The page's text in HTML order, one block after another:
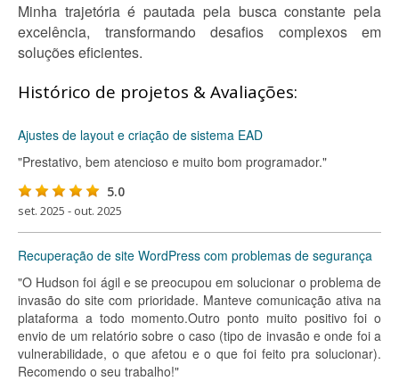
Minha trajetória é pautada pela busca constante pela
excelência, transformando desafios complexos em
soluções eficientes.
Histórico de projetos & Avaliações:
Ajustes de layout e criação de sistema EAD
"Prestativo, bem atencioso e muito bom programador."
5.0
set. 2025 - out. 2025
Recuperação de site WordPress com problemas de segurança
"O Hudson foi ágil e se preocupou em solucionar o problema de
invasão do site com prioridade. Manteve comunicação ativa na
plataforma a todo momento.Outro ponto muito positivo foi o
envio de um relatório sobre o caso (tipo de invasão e onde foi a
vulnerabilidade, o que afetou e o que foi feito pra solucionar).
Recomendo o seu trabalho!"